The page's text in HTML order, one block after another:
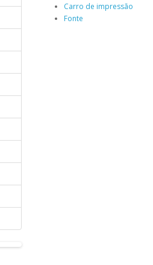
Carro de impressão
Fonte